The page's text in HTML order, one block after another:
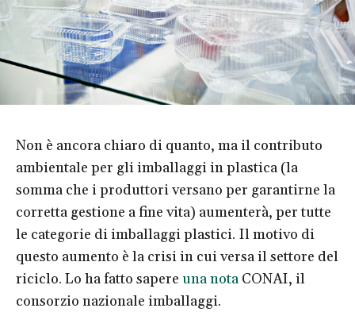
Non è ancora chiaro di quanto, ma il contributo
ambientale per gli imballaggi in plastica (la
somma che i produttori versano per garantirne la
corretta gestione a fine vita) aumenterà, per tutte
le categorie di imballaggi plastici. Il motivo di
questo aumento è la crisi in cui versa il settore del
riciclo. Lo ha fatto sapere una nota CONAI, il
consorzio nazionale imballaggi.